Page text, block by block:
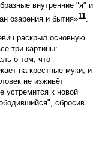
внутренние "я" и
озарения и бытия»11.
раскрыл основную
три картины:
о том, что
на крестные муки, и
не изживёт
устремится к новой
сбросив